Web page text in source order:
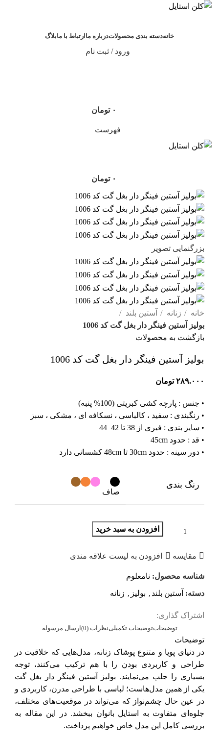
خانهدسته بندی محصولاتدرباره ما ارتباط با مابلاگ
ورود / ثبت نام
۰ تومان
فهرست
۰ تومان
بزرگنمایی تصویر
خانه زنانه
آستین بلند
بولیز آستین فینگر دار بغل گت کد 1006
بازگشت به محصولات
بولیز آستین فینگر دار بغل گت کد 1006
۲۸۹.۰۰۰ تومان
• جنس : پارچه کشی کبریتی (100% پنبه)
• رنگبندی : سفید ، کالباسی ، نسکافه ای ، مشکی ، سبز
• سایز بندی : فیری از 38 تا 42_44
• قد : حدود 45cm
• دور سینه : حدود 30cm تا 48cm کشسانی دارد
رنگ بندی
صاف
افزودن به سبد خرید
مقایسه افزودن به لیست علاقه مندی
شناسه محصول: نامعلوم
دسته: آستین بلند , بولیز , زنانه
اشتراک گذاری:
توضیحاتتوضیحات تکمیلینظرات (0) ارسال مرسوله
توضیحات
در دنیای پویا و متنوع پوشاک زنانه، مدل‌هایی که خلاقیت در
طراحی و کاربردی بودن را با هم ترکیب می‌کنند، توجه
بسیاری را جلب می‌نمایند. بولیز آستین فینگر دار بغل گت
یکی از همین مدل‌هاست؛ لباسی با طراحی مدرن، کاربردی و
در عین حال چشم‌نواز که می‌تواند در موقعیت‌های مختلف،
جلوه‌ای متفاوت به استایل بانوان ببخشد. در این مقاله به
بررسی کامل این مدل خاص خواهیم پرداخت.